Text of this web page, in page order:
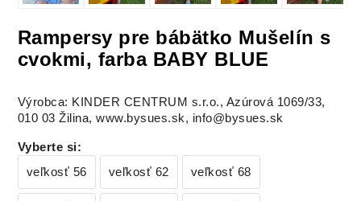
Rampersy pre bábätko Mušelín s
cvokmi, farba BABY BLUE
Výrobca: KINDER CENTRUM s.r.o., Azúrová 1069/33,
010 03 Žilina, www.bysues.sk, info@bysues.sk
Vyberte si:
veľkosť 56
veľkosť 62 veľkosť 68